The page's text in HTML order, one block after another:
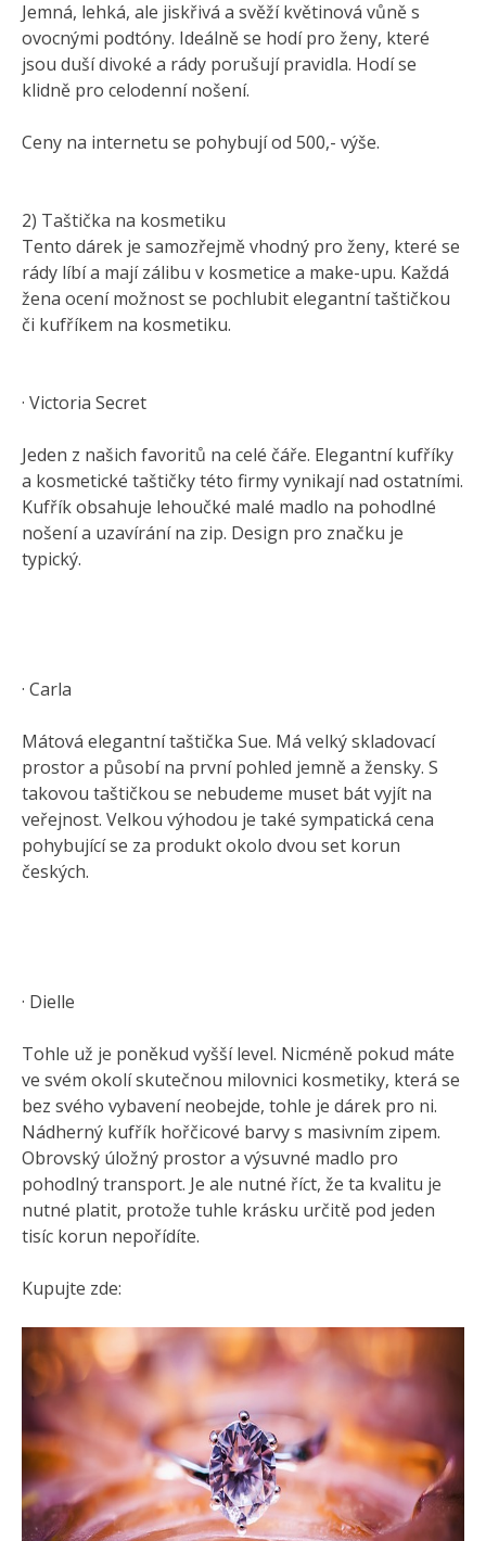
Jemná, lehká, ale jiskřivá a svěží květinová vůně s
ovocnými podtóny. Ideálně se hodí pro ženy, které
jsou duší divoké a rády porušují pravidla. Hodí se
klidně pro celodenní nošení.
Ceny na internetu se pohybují od 500,- výše.
2) Taštička na kosmetiku
Tento dárek je samozřejmě vhodný pro ženy, které se
rády líbí a mají zálibu v kosmetice a make-upu. Každá
žena ocení možnost se pochlubit elegantní taštičkou
či kufříkem na kosmetiku.
· Victoria Secret
Jeden z našich favoritů na celé čáře. Elegantní kufříky
a kosmetické taštičky této firmy vynikají nad ostatními.
Kufřík obsahuje lehoučké malé madlo na pohodlné
nošení a uzavírání na zip. Design pro značku je
typický.
· Carla
Mátová elegantní taštička Sue. Má velký skladovací
prostor a působí na první pohled jemně a žensky. S
takovou taštičkou se nebudeme muset bát vyjít na
veřejnost. Velkou výhodou je také sympatická cena
pohybující se za produkt okolo dvou set korun
českých.
· Dielle
Tohle už je poněkud vyšší level. Nicméně pokud máte
ve svém okolí skutečnou milovnici kosmetiky, která se
bez svého vybavení neobejde, tohle je dárek pro ni.
Nádherný kufřík hořčicové barvy s masivním zipem.
Obrovský úložný prostor a výsuvné madlo pro
pohodlný transport. Je ale nutné říct, že ta kvalitu je
nutné platit, protože tuhle krásku určitě pod jeden
tisíc korun nepořídíte.
Kupujte zde: